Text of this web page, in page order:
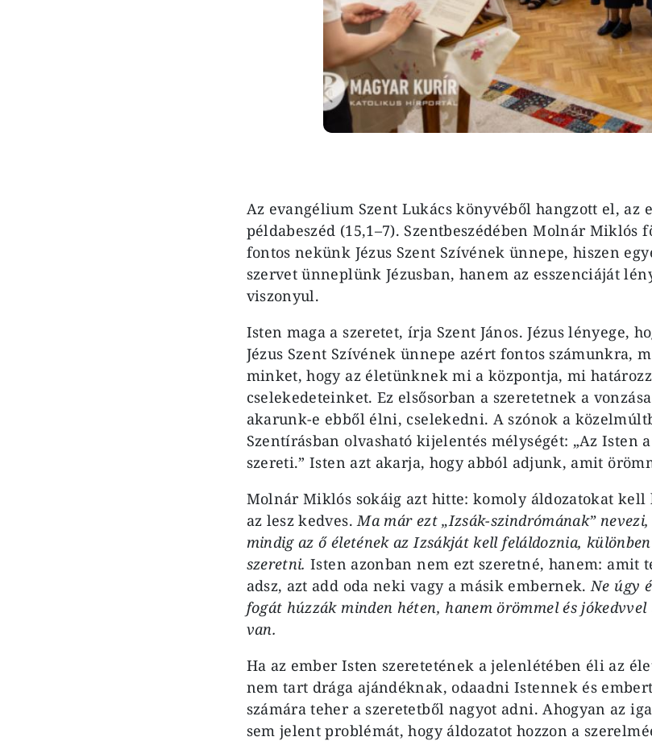
Az evangélium Szent Lukács könyvéből hangzott el, az
példabeszéd (15,1–7). Szentbeszédében Molnár Miklós
fontos nekünk Jézus Szent Szívének ünnepe, hiszen
szervet ünneplünk Jézusban, hanem az esszenciáját
viszonyul.
Isten maga a szeretet, írja Szent János. Jézus lényege,
Jézus Szent Szívének ünnepe azért fontos számunkra,
minket, hogy az életünknek mi a központja, mi
cselekedeteinket. Ez elsősorban a szeretetnek a
akarunk-e ebből élni, cselekedni. A szónok a
Szentírásban olvasható kijelentés mélységét: „Az Isten
szereti.” Isten azt akarja, hogy abból adjunk, amit
Molnár Miklós sokáig azt hitte: komoly áldozatokat kell
az lesz kedves.Ma már ezt „Izsák-szindrómának”
mindig az ő életének az Izsákját kell feláldoznia,
szeretni.Isten azonban nem ezt szeretné, hanem: amit
adsz, azt add oda neki vagy a másik embernek.Ne úgy
fogát húzzák minden héten, hanem örömmel és
van.
Ha az ember Isten szeretetének a jelenlétében éli az
nem tart drága ajándéknak, odaadni Istennek és
számára teher a szeretetből nagyot adni. Ahogyan az
sem jelent problémát, hogy áldozatot hozzon a